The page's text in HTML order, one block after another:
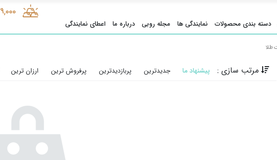
دسته بندی محصولات نمایندگی ها مجله روبی درباره ما اعطای نمایندگی
طلا
مرتب سازی : پیشنهاد ما جدیدترین پربازدیدترین پرفروش ترین ارزان ترین